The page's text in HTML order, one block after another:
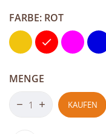
FARBE: ROT
Gelb Rot Pink Blau
MENGE
KAUFEN